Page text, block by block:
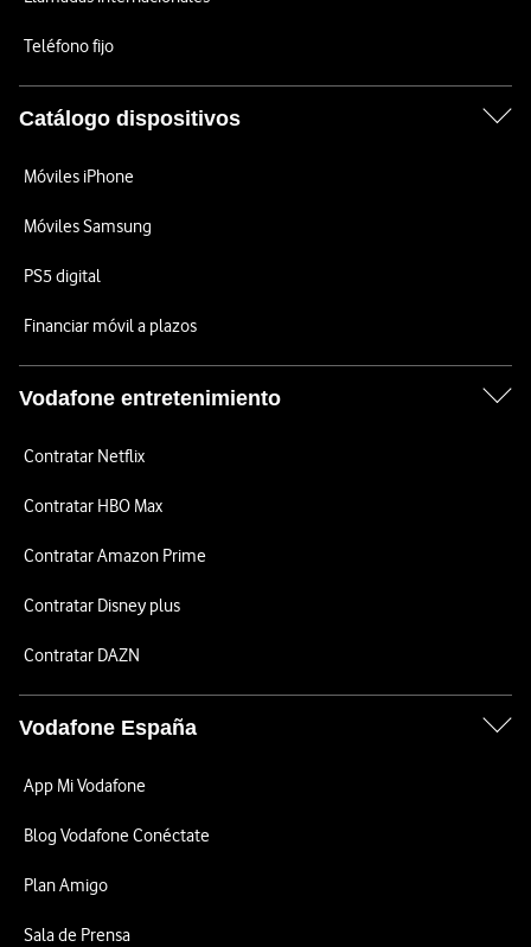
Teléfono fijo
Catálogo dispositivos
Móviles iPhone
Móviles Samsung
PS5 digital
Financiar móvil a plazos
Vodafone entretenimiento
Contratar Netflix
Contratar HBO Max
Contratar Amazon Prime
Contratar Disney plus
Contratar DAZN
Vodafone España
App Mi Vodafone
Blog Vodafone Conéctate
Plan Amigo
Sala de Prensa